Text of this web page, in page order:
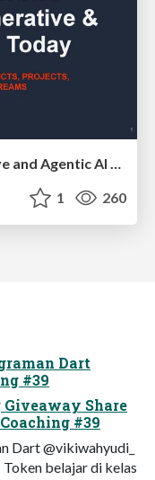
1 260
Dart
#39
Giveaway Share
#39
Dart @vikiwahyudi_
belajar di kelas